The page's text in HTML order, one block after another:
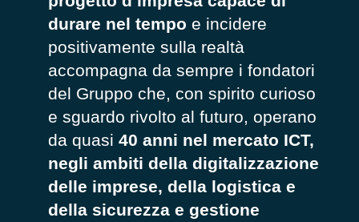
durare nel tempo e incidere
positivamente sulla realtà
accompagna da sempre i fondatori
del Gruppo che, con spirito curioso
e sguardo rivolto al futuro, operano
da quasi 40 anni nel mercato ICT,
negli ambiti della digitalizzazione
delle imprese, della logistica e
della sicurezza e gestione